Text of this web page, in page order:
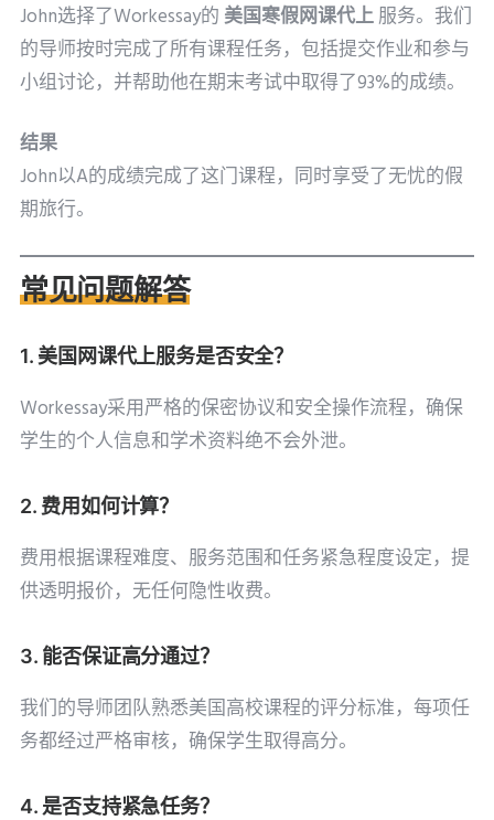
John选择了Workessay的美国寒假网课代上服务。我们
的导师按时完成了所有课程任务，包括提交作业和参与
小组讨论，并帮助他在期末考试中取得了93%的成绩。
结果
John以A的成绩完成了这门课程，同时享受了无忧的假
期旅行。
常见问题解答
1. 美国网课代上服务是否安全？
Workessay采用严格的保密协议和安全操作流程，确保
学生的个人信息和学术资料绝不会外泄。
2. 费用如何计算？
费用根据课程难度、服务范围和任务紧急程度设定，提
供透明报价，无任何隐性收费。
3. 能否保证高分通过？
我们的导师团队熟悉美国高校课程的评分标准，每项任
务都经过严格审核，确保学生取得高分。
4. 是否支持紧急任务？